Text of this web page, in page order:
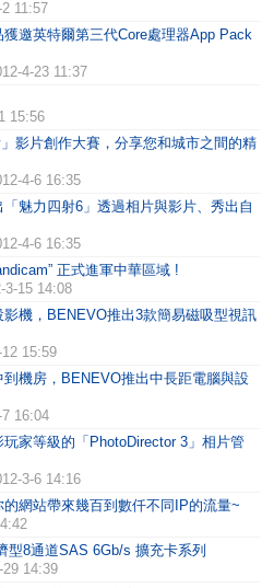
11:57
邀英特爾第三代Core處理器App Pack
4-23 11:37
15:56
影片創作大賽，分享您和城市之間的精
4-6 16:35
魅力四射6」透過相片與影片、秀出自
4-6 16:35
正式進軍中華區域 !
15 14:08
機，BENEVO推出3款簡易磁吸型視訊
15:59
機房，BENEVO推出中長距電腦與設
16:04
家等級的「PhotoDirector 3」相片管
3-6 14:16
網站帶來幾百到數仟不同IP的流量~
型8通道SAS 6Gb/s 擴充卡系列
29 14:39